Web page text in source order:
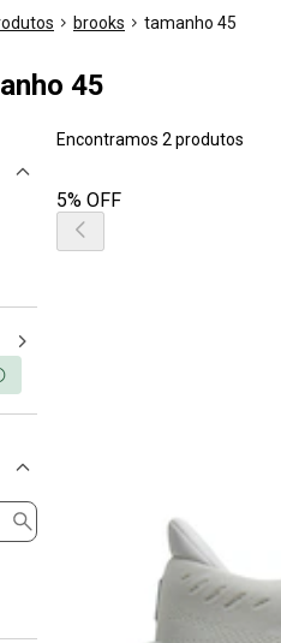
brooks tamanho 45
45
Encontramos 2 produtos
5% OFF